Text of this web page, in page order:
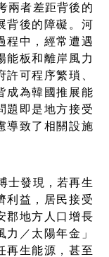
者差距背後的
背後的障礙。河
程中，經常遭遇
能板和離岸風力
可程序繁瑣、
成為韓國推展能
題即是地方接受
導致了相關設施
發現，若再生
利益，居民接受
郡地方人口增長
／太陽年金」
再生能源，甚至